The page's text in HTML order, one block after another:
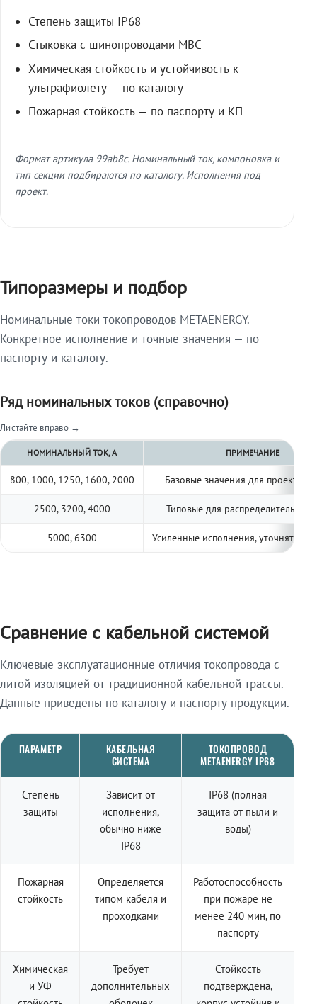
Степень защиты IP68
Стыковка с шинопроводами МВС
Химическая стойкость и устойчивость к
ультрафиолету — по каталогу
Пожарная стойкость — по паспорту и КП
Формат артикула 99ab8c. Номинальный ток, компоновка и
тип секции подбираются по каталогу. Исполнения под
проект.
Типоразмеры и подбор
Номинальные токи токопроводов METAENERGY.
Конкретное исполнение и точные значения — по
паспорту и каталогу.
Ряд номинальных токов (справочно)
Листайте вправо →
НОМИНАЛЬНЫЙ ТОК, А ПРИМЕЧАНИЕ
800, 1000, 1250, 1600, 2000 Базовые значения для
2500, 3200, 4000 Типовые для распределительных
5000, 6300 Усиленные исполнения, уточнять по
Сравнение с кабельной системой
Ключевые эксплуатационные отличия токопровода с
литой изоляцией от традиционной кабельной трассы.
Данные приведены по каталогу и паспорту продукции.
ПАРАМЕТР
КАБЕЛЬНАЯ
СИСТЕМА
ТОКОПРОВОД
METAENERGY IP68
Степень
защиты
Зависит от
исполнения,
обычно ниже
IP68
IP68 (полная
защита от пыли и
воды)
Пожарная
стойкость
Определяется
типом кабеля и
проходками
Работоспособность
при пожаре не
менее 240 мин, по
паспорту
Химическая
и УФ
Требует
дополнительных
Стойкость
подтверждена,